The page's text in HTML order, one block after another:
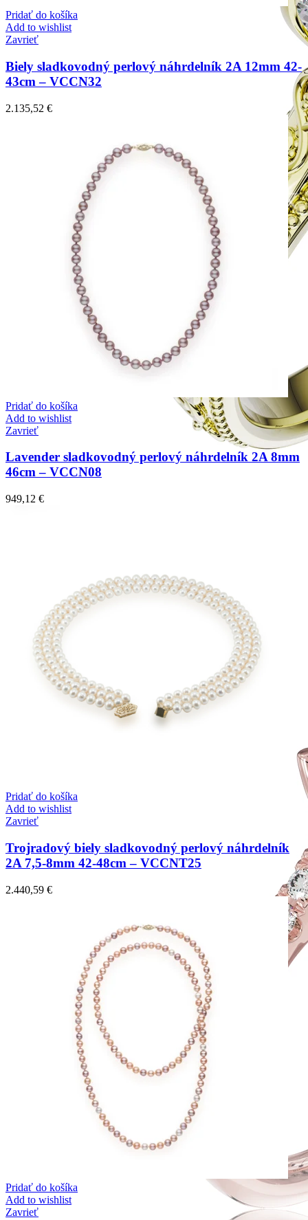
Elegant Night
Zásnubné prstne z kolekcie Elegant Night.
Pridať do košíka
Add to wishlist
Zavrieť
Biely sladkovodný perlový náhrdelník 2A 12mm 42-
43cm – VCCN32
2.135,52 €
Pridať do košíka
Add to wishlist
Zavrieť
Lavender sladkovodný perlový náhrdelník 2A 8mm
46cm – VCCN08
949,12 €
Pridať do košíka
Add to wishlist
Zavrieť
Trojradový biely sladkovodný perlový náhrdelník
2A 7,5-8mm 42-48cm – VCCNT25
2.440,59 €
Pridať do košíka
Add to wishlist
Zavrieť